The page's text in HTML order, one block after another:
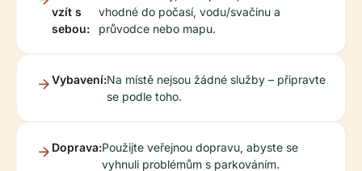
vzít s
sebou:
vhodné do počasí, vodu/svačinu a
průvodce nebo mapu.
Vybavení:Na místě nejsou žádné služby – připravte
se podle toho.
Doprava:Použijte veřejnou dopravu, abyste se
vyhnuli problémům s parkováním.